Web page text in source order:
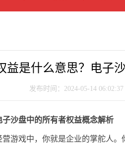
益是什么意思？电子
发布时间：2024-05-14
沙盘中的所有者权益概念解析
游戏中，你就是企业的掌舵人